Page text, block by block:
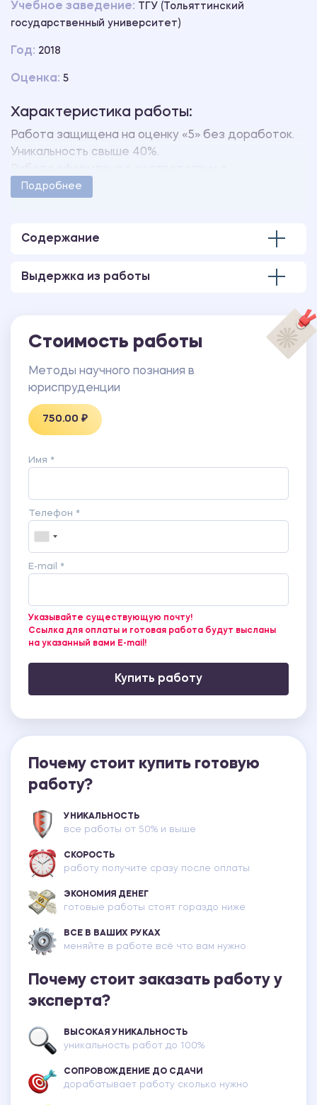
Учебное заведение:
ТГУ (Тольяттинский
государственный университет)
Год: 2018
Оценка: 5
Характеристика работы:
Работа защищена на оценку «5» без доработок.
Уникальность свыше 40%.
методическими указаниями учебного заведения.
Подробнее
Содержание
Выдержка из работы
Стоимость работы
Методы научного познания в
юриспруденции
750.00 ₽
Имя *
Телефон *
E-mail *
Указывайте существующую почту!
Ссылка для оплаты и готовая работа будут высланы
на указанный вами E-mail!
Купить работу
Почему стоит купить готовую
работу?
УНИКАЛЬНОСТЬ
все работы от 50% и выше
СКОРОСТЬ
работу получите сразу после оплаты
ЭКОНОМИЯ ДЕНЕГ
готовые работы стоят гораздо ниже
ВСЕ В ВАШИХ РУКАХ
меняйте в работе всё что вам нужно
Почему стоит заказать работу у
эксперта?
ВЫСОКАЯ УНИКАЛЬНОСТЬ
уникальность работ до 100%
СОПРОВОЖДЕНИЕ ДО СДАЧИ
дорабатывает работу сколько нужно